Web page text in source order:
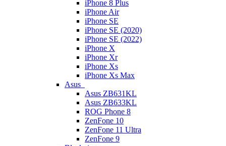
iPhone 8 Plus
iPhone Air
iPhone SE
iPhone SE (2020)
iPhone SE (2022)
iPhone X
iPhone Xr
iPhone Xs
iPhone Xs Max
Asus
Asus ZB631KL
Asus ZB633KL
ROG Phone 8
ZenFone 10
ZenFone 11 Ultra
ZenFone 9